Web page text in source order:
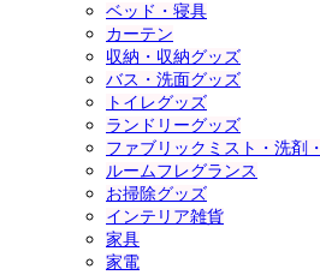
ベッド・寝具
カーテン
収納・収納グッズ
バス・洗面グッズ
トイレグッズ
ランドリーグッズ
ファブリックミスト・洗剤
ルームフレグランス
お掃除グッズ
インテリア雑貨
家具
家電